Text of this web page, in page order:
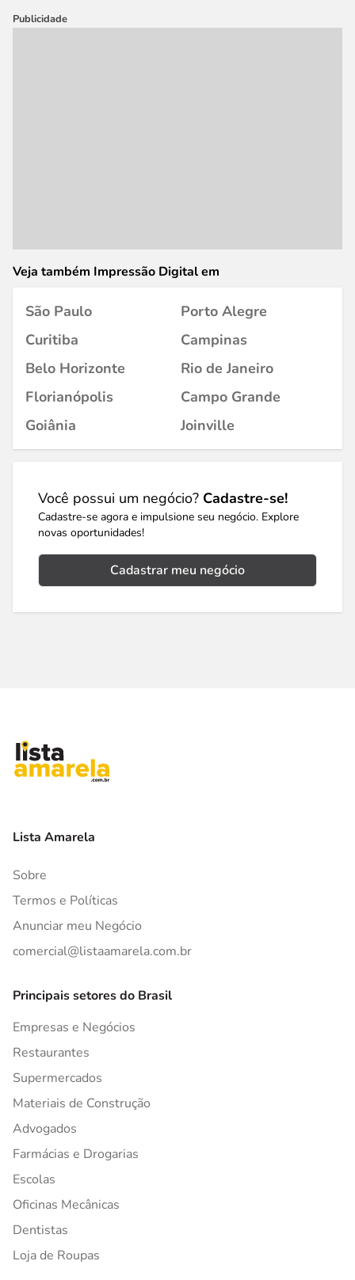
Publicidade
Veja também Impressão Digital em
São Paulo
Porto Alegre
Curitiba
Campinas
Belo Horizonte
Rio de Janeiro
Florianópolis
Campo Grande
Goiânia
Joinville
Você possui um negócio? Cadastre-se!
Cadastre-se agora e impulsione seu negócio. Explore
novas oportunidades!
Cadastrar meu negócio
Lista Amarela
Sobre
Termos e Políticas
Anunciar meu Negócio
comercial@listaamarela.com.br
Principais setores do Brasil
Empresas e Negócios
Restaurantes
Supermercados
Materiais de Construção
Advogados
Farmácias e Drogarias
Escolas
Oficinas Mecânicas
Dentistas
Loja de Roupas